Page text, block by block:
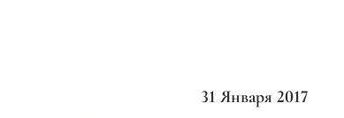
31 Января 2017